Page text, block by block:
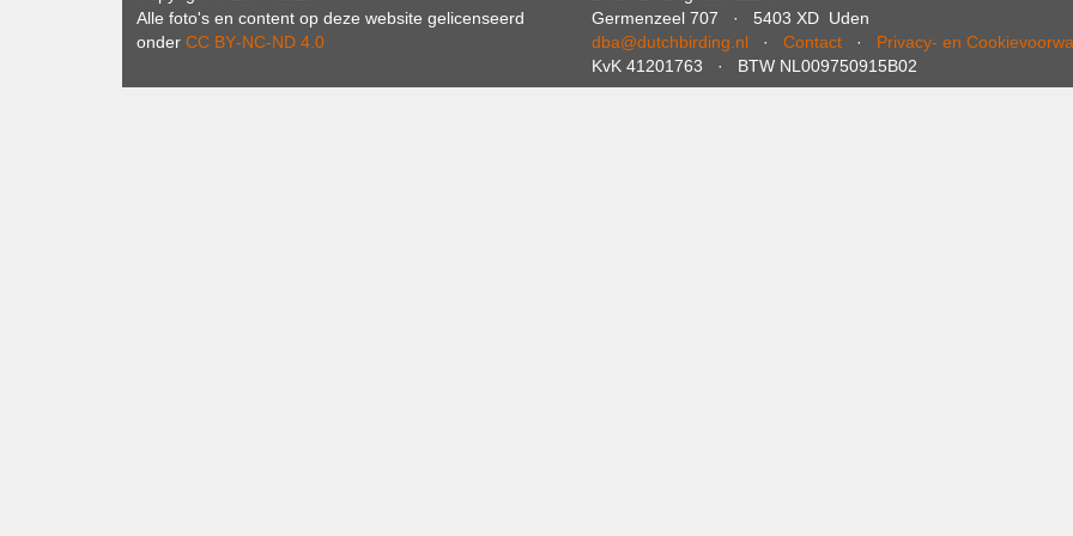
Alle foto's en content op deze website gelicenseerd
onderCC BY‑NC‑ND 4.0
Germenzeel 707 · 5403 XD Uden
dba@dutchbirding.nl· Contact· Privacy- en
KvK 41201763 · BTW NL009750915B02